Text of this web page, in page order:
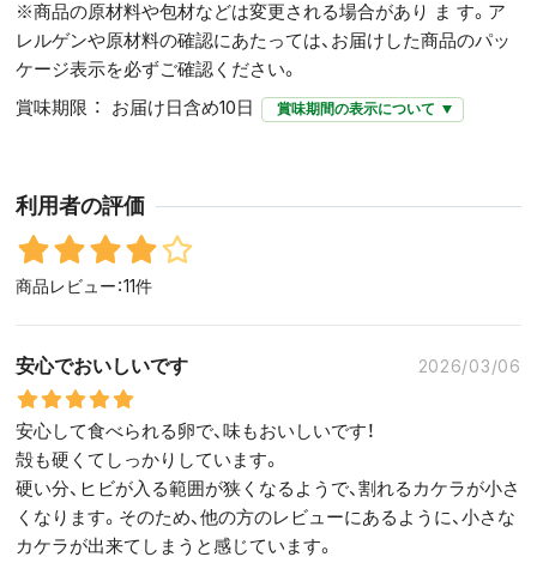
※商品の原材料や包材などは変更される場合があり ま す。ア
レルゲンや原材料の確認にあたっては、お届けした商品のパッ
ケージ表示を必ずご確認ください。
賞味期限
お届け日含め10日 賞味期間の表示について
利用者の評価
商品レビュー：11件
安心でおいしいです 2026/03/06
安心して食べられる卵で、味もおいしいです！
殻も硬くてしっかりしています。
硬い分、ヒビが入る範囲が狭くなるようで、割れるカケラが小さ
くなります。そのため、他の方のレビューにあるように、小さな
カケラが出来てしまうと感じています。